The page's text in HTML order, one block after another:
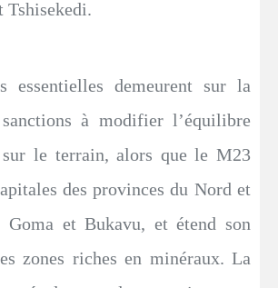
Tshisekedi.
essentielles demeurent sur la
à modifier l’équilibre
sur le terrain, alors que le M23
des provinces du Nord et
Goma et Bukavu, et étend son
zones riches en minéraux. La